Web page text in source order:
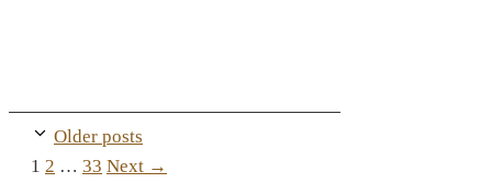
Older posts
Page
1 Page
2 … Page
33 Next →